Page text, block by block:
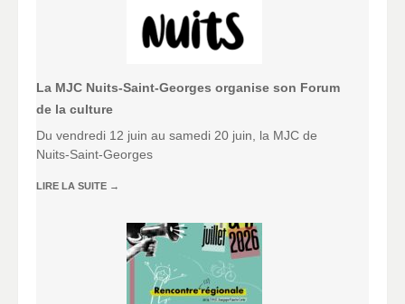
La MJC Nuits-Saint-Georges organise son Forum
de la culture
Du vendredi 12 juin au samedi 20 juin, la MJC de
Nuits-Saint-Georges
LIRE LA SUITE →